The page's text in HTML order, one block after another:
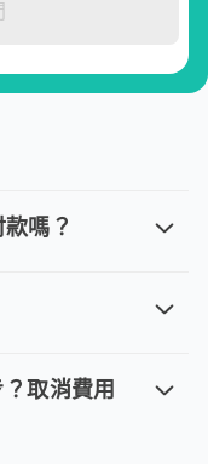
嗎？
取消費用